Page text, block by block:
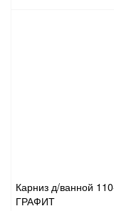
Карниз д/ванной
ГРАФИТ